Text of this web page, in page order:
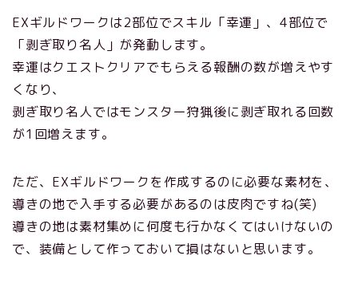
EXギルドワークは2部位でスキル「幸運」、4部位で
「剥ぎ取り名人」が発動します。
幸運はクエストクリアでもらえる報酬の数が増えやす
くなり、
剥ぎ取り名人ではモンスター狩猟後に剥ぎ取れる回数
が1回増えます。
ただ、EXギルドワークを作成するのに必要な素材を、
導きの地で入手する必要があるのは皮肉ですね(笑)
導きの地は素材集めに何度も行かなくてはいけないの
で、装備として作っておいて損はないと思います。